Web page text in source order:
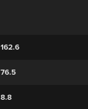
162.6
76.5
8.8